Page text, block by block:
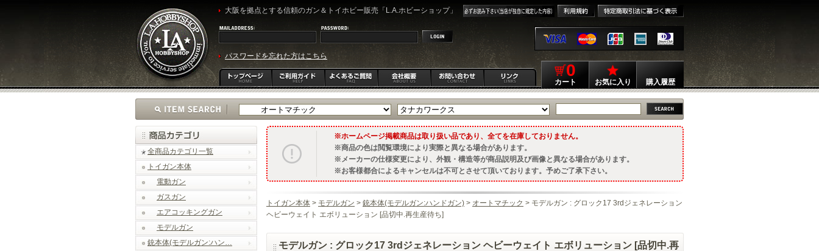
大阪を拠点とする信頼のガン＆トイホビー販売「L.A.ホビーショップ」
パスワードを忘れた方はこちら
0
カート お気に入り 購入履歴
全商品カテゴリ一覧
トイガン本体
電動ガン
ガスガン
エアコッキングガン
モデルガン
銃本体(モデルガン:ハン…
ホームページ掲載商品は取り扱い品であり、全てを在庫しておりません。
商品の色は閲覧環境により実際と異なる場合があります。
メーカーの仕様変更により、外観・構造等が商品説明及び画像と異なる場合があります。
お客様都合によるキャンセルは不可とさせて頂いております。予めご了承下さい。
トイガン本体 > モデルガン > 銃本体(モデルガン:ハンドガン) > オートマチック > モデルガン : グロック17 3rdジェネレーション
ヘビーウェイト エボリューション [品切中.再生産待ち]
モデルガン : グロック17 3rdジェネレーション ヘビーウェイト エボリューション [品切中.再